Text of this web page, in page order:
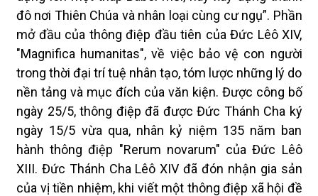
đô nơi Thiên Chúa và nhân loại cùng cư ngụ”. Phần
mở đầu của thông điệp đầu tiên của Đức Lêô XIV,
"Magnifica humanitas", về việc bảo vệ con người
trong thời đại trí tuệ nhân tạo, tóm lược những lý do
nền tảng và mục đích của văn kiện. Được công bố
ngày 25/5, thông điệp đã được Đức Thánh Cha ký
ngày 15/5 vừa qua, nhân kỷ niệm 135 năm ban
hành thông điệp "Rerum novarum" của Đức Lêô
XIII. Đức Thánh Cha Lêô XIV đã đón nhận gia sản
của vị tiền nhiệm, khi viết một thông điệp xã hội đề